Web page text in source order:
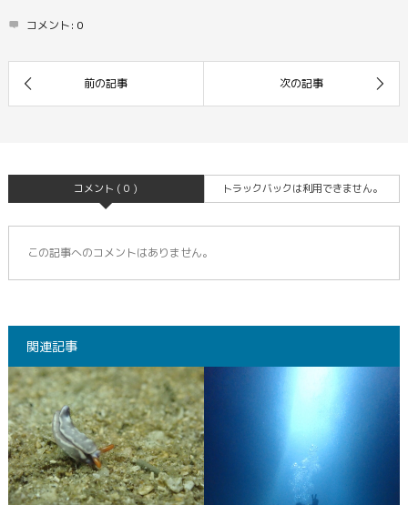
コメント: 0
コメント ( 0 ) トラックバックは利用できません。
この記事へのコメントはありません。
関連記事